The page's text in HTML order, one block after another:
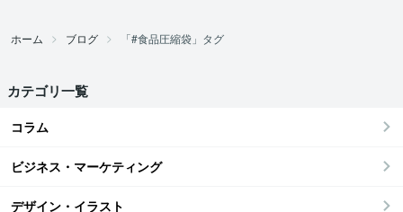
ホーム ブログ 「#食品圧縮袋」タグ
カテゴリ一覧
コラム
ビジネス・マーケティング
デザイン・イラスト